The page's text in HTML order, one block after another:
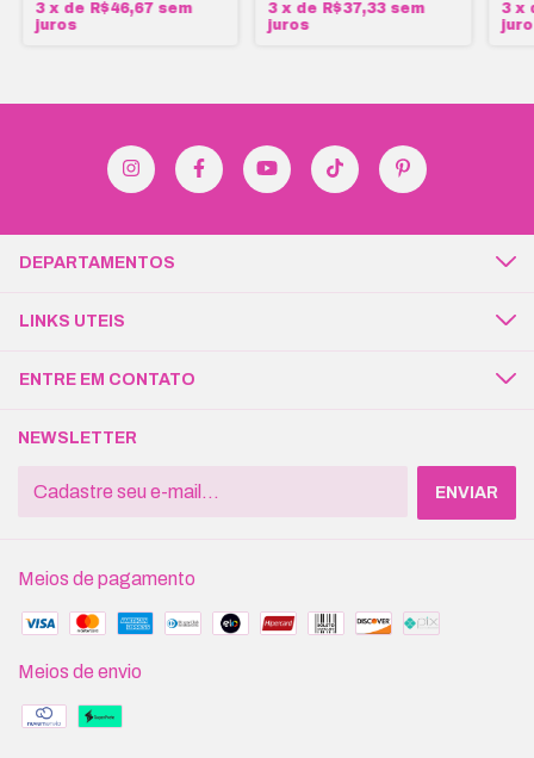
3 x de R$46,67 sem
juros
3 x de R$37,33 sem
juros
3 x
DEPARTAMENTOS
LINKS UTEIS
ENTRE EM CONTATO
NEWSLETTER
Meios de pagamento
Meios de envio